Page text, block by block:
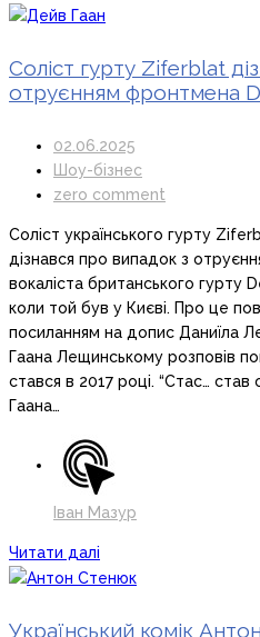
Соліст гурту Ziferblat
отруєнням фронтмена
02.06.2025
Шоу-бізнес
zero comment
Соліст українського гурту
дізнався про випадок з
вокаліста британського гурту
коли той був у Києві. Про це
посиланням на допис Даниїла
Гаана Лещинському розповів
стався в 2017 році. “Стас…
Гаана…
Іван Мазур
Читати далі
Український комік